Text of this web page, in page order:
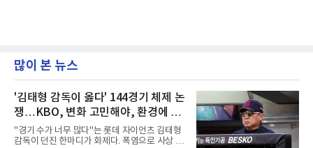
많이 본 뉴스
'김태형 감독이 옳다' 144경기 체제 논
쟁…KBO, 변화 고민해야, 환경에 맞
는 경기 수가 바람직
"경기 수가 너무 많다"는 롯데 자이언츠 김태형
감독이 던진 한마디가 화제다. 폭염으로 사상 초